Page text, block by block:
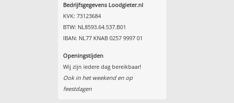
Bedrijfsgegevens Loodgieter.nl
KVK: 73123684
BTW: NL8593.64.537.B01
IBAN: NL77 KNAB 0257 9997 01
Openingstijden
Wij zijn iedere dag bereikbaar!
Ook in het weekend en op
feestdagen